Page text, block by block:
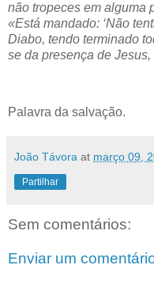
não tropeces em alguma
«Está mandado: ‘Não
Diabo, tendo terminado
se da presença de Jesus,
Palavra da salvação.
João Távora at março 09,
Partilhar
Sem comentários:
Enviar um